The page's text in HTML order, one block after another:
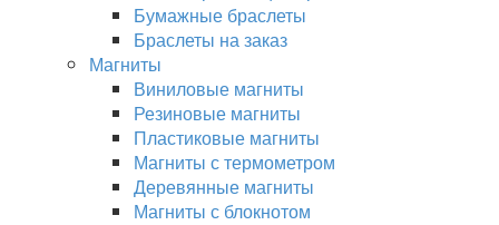
Бумажные браслеты
Браслеты на заказ
Магниты
Виниловые магниты
Резиновые магниты
Пластиковые магниты
Магниты с термометром
Деревянные магниты
Магниты с блокнотом